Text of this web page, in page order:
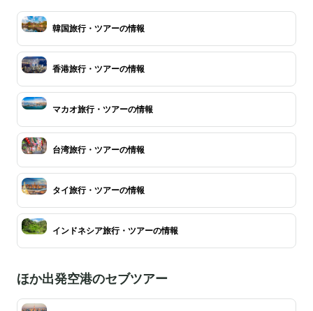
韓国旅行・ツアーの情報
香港旅行・ツアーの情報
マカオ旅行・ツアーの情報
台湾旅行・ツアーの情報
タイ旅行・ツアーの情報
インドネシア旅行・ツアーの情報
ほか出発空港のセブツアー